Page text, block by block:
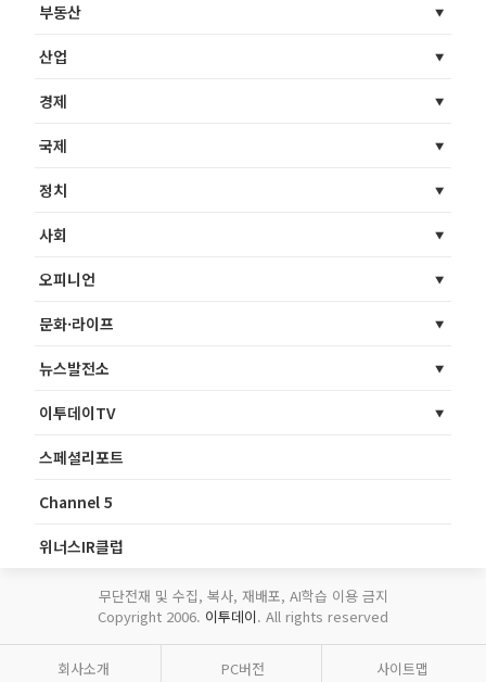
부동산
산업
경제
국제
정치
사회
오피니언
문화·라이프
뉴스발전소
이투데이TV
스페셜리포트
Channel 5
위너스IR클럽
무단전재 및 수집, 복사, 재배포, AI학습 이용 금지
Copyright 2006. 이투데이. All rights reserved
회사소개 PC버전 사이트맵